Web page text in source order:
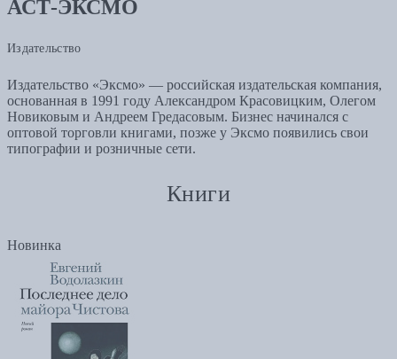
АСТ-ЭКСМО
Издательство
Издательство «Эксмо» — российская издательская компания,
основанная в 1991 году Александром Красовицким, Олегом
Новиковым и Андреем Гредасовым. Бизнес начинался с
оптовой торговли книгами, позже у Эксмо появились свои
типографии и розничные сети.
Книги
Новинка